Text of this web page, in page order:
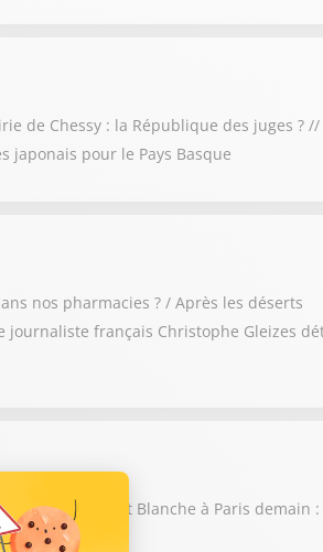
de Chessy : la République des juges ? //
japonais pour le Pays Basque
nos pharmacies ? / Après les déserts
journaliste français Christophe Gleizes
? / 25 ème nuit Blanche à Paris demain :
?